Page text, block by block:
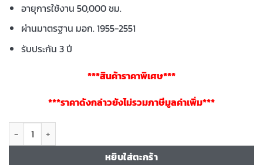
อายุการใช้งาน 50,000 ชม.
ผ่านมาตรฐาน มอก. 1955-2551
รับประกัน 3 ปี
***สินค้าราคาพิเศษ***
***ราคาดังกล่าวยังไม่รวมภาษีมูลค่าเพิ่ม***
จำนวน สปอร์ตไลท์ LED ENRICH รุ่นNEW BRICK 1000W ชิ้น
หยิบใส่ตะกร้า